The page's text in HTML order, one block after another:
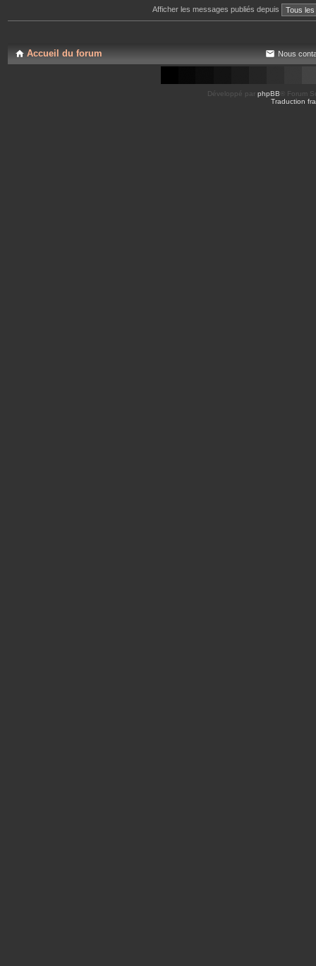
Afficher les messages publiés depuis
Accueil du forum Nous
Développé par phpBB ® Forum
Traduction